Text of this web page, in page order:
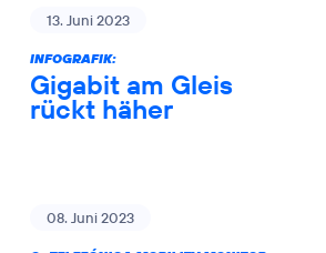
13. Juni 2023
INFOGRAFIK:
Gigabit am Gleis
rückt häher
08. Juni 2023